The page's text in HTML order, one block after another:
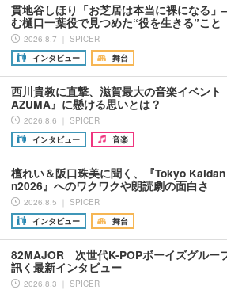
貫地谷しほり「お芝居は本当に裸になる
む樋口一葉役で見つめた“役を生きる”こと
2026.8.7 ｜ SPICER
インタビュー
舞台
西川貴教に直撃、滋賀最大の音楽イベント
AZUMA』に懸ける思いとは？
2026.8.6 ｜ SPICER
インタビュー
音楽
檀れい＆阪口珠美に聞く、『Tokyo
n2026』へのワクワクや朗読劇の面白さ
2026.8.5 ｜ SPICER
インタビュー
舞台
82MAJOR 次世代K-POPボーイズグルー
訊く最新インタビュー
2026.8.3 ｜ SPICER